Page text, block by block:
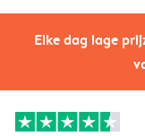
Elke dag lage